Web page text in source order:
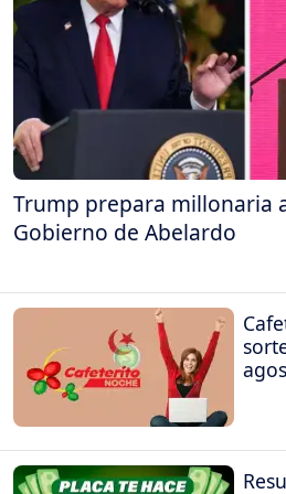
Trump prepara millonaria
Gobierno de Abelardo